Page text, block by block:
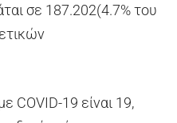
σε 187.202(4.7% του
COVID-19 είναι 19,